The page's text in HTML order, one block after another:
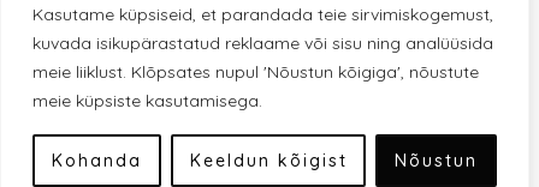
Kasutame küpsiseid, et parandada teie sirvimiskogemust,
kuvada isikupärastatud reklaame või sisu ning analüüsida
meie liiklust. Klõpsates nupul 'Nõustun kõigiga', nõustute
meie küpsiste kasutamisega.
Kohanda Keeldun kõigist Nõustun